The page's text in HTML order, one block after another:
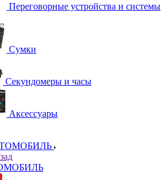
Переговорные устройства и системы
Сумки
Секундомеры и часы
Аксессуары